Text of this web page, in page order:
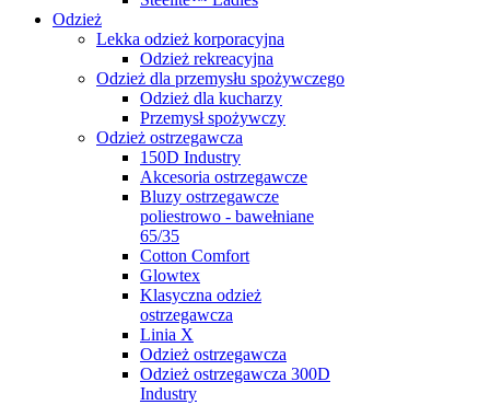
Odzież
Lekka odzież korporacyjna
Odzież rekreacyjna
Odzież dla przemysłu spożywczego
Odzież dla kucharzy
Przemysł spożywczy
Odzież ostrzegawcza
150D Industry
Akcesoria ostrzegawcze
Bluzy ostrzegawcze
poliestrowo - bawełniane
65/35
Cotton Comfort
Glowtex
Klasyczna odzież
ostrzegawcza
Linia X
Odzież ostrzegawcza
Odzież ostrzegawcza 300D
Industry